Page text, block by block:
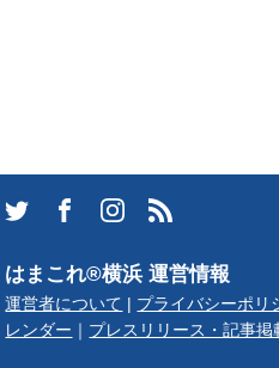
はまこれ®横浜 運営情報
運営者について | プライバシーポリ
レンダー ｜ プレスリリース・記事掲